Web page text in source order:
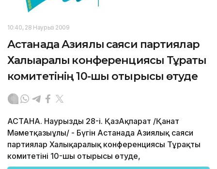
10:40, 28 Наурыз 2009
Астанада Азиялық саяси партиялар
Халықаралық конференциясы Тұрақты
комитетінің 10-шы отырысы өтуде
АСТАНА. Наурыздың 28-і. ҚазАқпарат /Қанат
Мәметқазыұлы/ - Бүгін Астанада Азиялық саяси
партиялар Халықаралық конференциясы Тұрақты
комитетінің 10-шы отырысы өтуде,